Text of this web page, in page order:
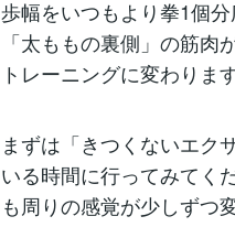
歩幅をいつもより拳1個
「太ももの裏側」の筋
トレーニングに変わります
まずは「きつくないエク
いる時間に行ってみてく
も周りの感覚が少しずつ